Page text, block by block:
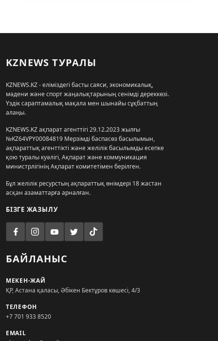
KZNEWS ТУРАЛЫ
KZNEWS.KZ - еліміздегі басты саяси, экономикалық,
мәдени және спорт жаңалықтарының сенімді дереккөзі.
Үздік сараптамалық мақала мен шынайы сұқбаттың
алаңы.
KZNEWS.KZ ақпарат агенттігі 29.12.2023 жылғы
№KZ64VPY00084819 Мерзімді баспасөз басылымын,
ақпараттық агенттікті және желілік басылымды есепке
қою туралы куәлігі, Ақпарат және коммуникация
министрлігінің Ақпарат комитетімен берілген.
Бұл желілік ресурстың ақпараттық өнімдері 18 жастан
асқан азаматтарға арналған.
БІЗГЕ ЖАЗЫЛУ
БАЙЛАНЫС
МЕКЕН-ЖАЙ
ҚР, Астана қаласы, Әбікен Бектұров көшесі, 4/3
ТЕЛЕФОН
+7 701 933 8520
EMAIL